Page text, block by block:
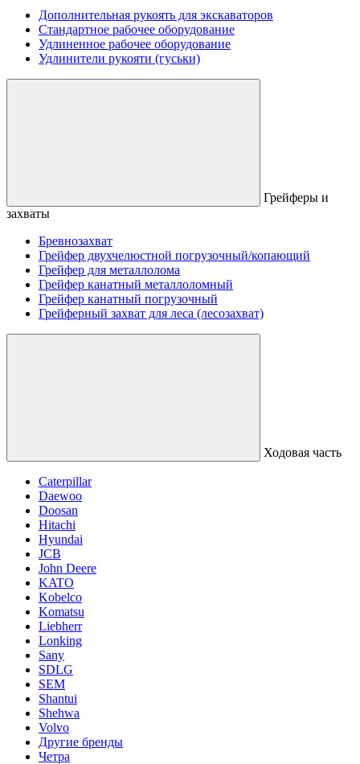
Дополнительная рукоять для экскаваторов
Стандартное рабочее оборудование
Удлиненное рабочее оборудование
Удлинители рукояти (гуськи)
Грейферы и
захваты
Бревнозахват
Грейфер двухчелюстной погрузочный/копающий
Грейфер для металлолома
Грейфер канатный металлоломный
Грейфер канатный погрузочный
Грейферный захват для леса (лесозахват)
Ходовая часть
Caterpillar
Daewoo
Doosan
Hitachi
Hyundai
JCB
John Deere
KATO
Kobelco
Komatsu
Liebherr
Lonking
Sany
SDLG
SEM
Shantui
Shehwa
Volvo
Другие бренды
Четра